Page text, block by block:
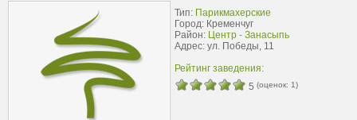
Тип: Парикмахерские
Город: Кременчуг
Район: Центр - Занасыпь
Адрес: ул. Победы, 11
Рейтинг заведения:
5 (оценок: 1)